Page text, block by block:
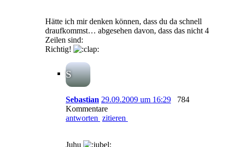
Hätte ich mir denken können, dass du da schnell
draufkommst… abgesehen davon, dass das nicht 4
Zeilen sind:
Richtig!
S
Sebastian 29.09.2009 um 16:29
784
Kommentare
antworten zitieren
Juhu